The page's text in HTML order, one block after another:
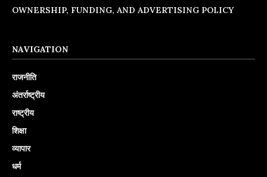
OWNERSHIP, FUNDING, AND ADVERTISING POLICY
NAVIGATION
राजनीति
अंतर्राष्ट्रीय
राष्ट्रीय
शिक्षा
व्यापार
धर्म